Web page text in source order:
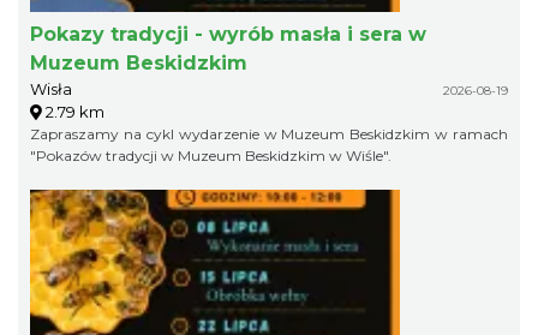
Pokazy tradycji - wyrób masła i sera w
Muzeum Beskidzkim
Wisła 2026-08-19
2.79 km
Zapraszamy na cykl wydarzenie w Muzeum Beskidzkim w ramach
"Pokazów tradycji w Muzeum Beskidzkim w Wiśle".